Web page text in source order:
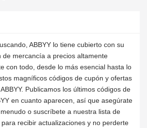
ABBYY lo tiene cubierto con su
de mercancía a precios altamente
con todo, desde lo más esencial hasta lo
magníficos códigos de cupón y ofertas
Publicamos los últimos códigos de
en cuanto aparecen, así que asegúrate
o suscríbete a nuestra lista de
recibir actualizaciones y no perderte